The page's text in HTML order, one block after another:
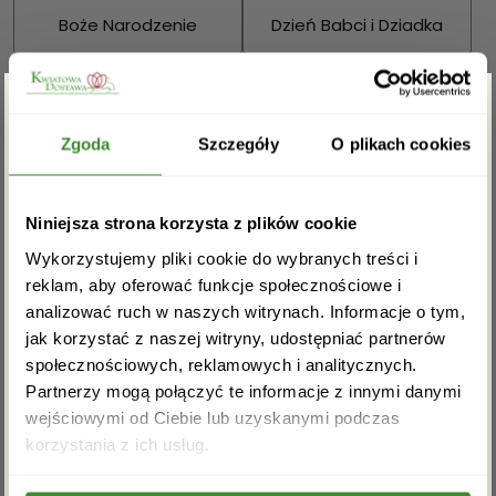
Zgoda Szczegóły O plikach cookies
Niniejsza strona korzysta z plików cookie
Wykorzystujemy pliki cookie do wybranych treści i
reklam, aby oferować funkcje społecznościowe i
analizować ruch w naszych witrynach. Informacje o tym,
jak korzystać z naszej witryny, udostępniać partnerów
społecznościowych, reklamowych i analitycznych.
Partnerzy mogą połączyć te informacje z innymi danymi
wejściowymi od Ciebie lub uzyskanymi podczas
korzystania z ich usług.
Boże Narodzenie Dzień Babci i Dziadka
Walentynki Dzień Kobiet
Wielkanoc Dzień Mamy
Sprawdź również:
Bukiety mieszane Kosze kwiatowe
Zgarnij rabat -5%
Zapisz się do newslettera i zgarnij
rabat na pierwsze zakupy!
Akceptuję regulamin i wyrażam zgodę na
przetwarzanie powyższych danych osobowych